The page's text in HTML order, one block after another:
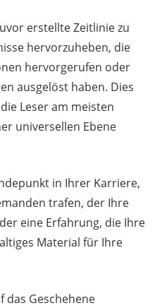
erstellte Zeitlinie zu
hervorzuheben, die
hervorgerufen oder
ausgelöst haben. Dies
Leser am meisten
universellen Ebene
in Ihrer Karriere,
trafen, der Ihre
eine Erfahrung, die Ihre
Material für Ihre
das Geschehene